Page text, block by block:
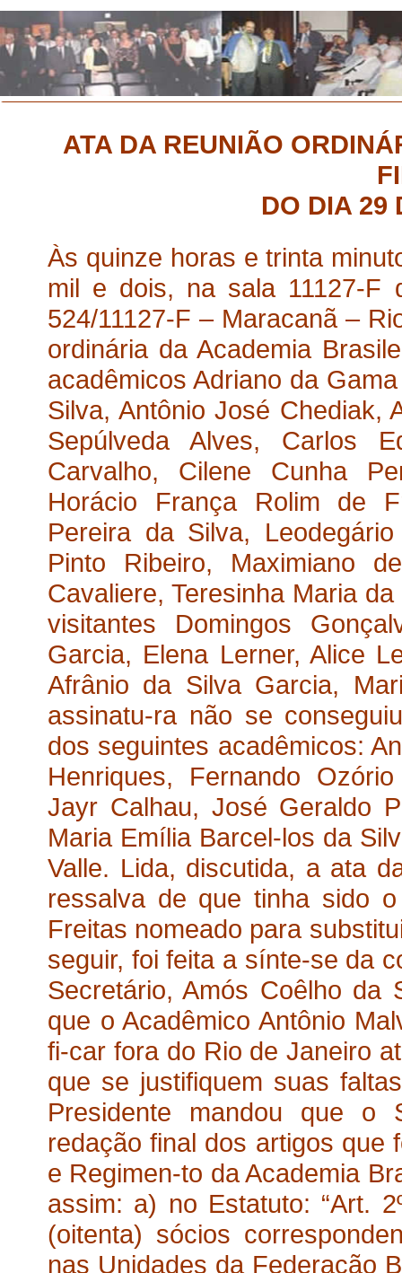
ATA DA REUNIÃO
DO DIA 29
Às quinze horas e trinta
mil e dois, na sala 11127-F
524/11127-F – Maracanã –
ordinária da Academia
acadêmicos Adriano da
Silva, Antônio José Chediak,
Sepúlveda Alves, Carlos
Carvalho, Cilene Cunha
Horácio França Rolim de
Pereira da Silva,
Pinto Ribeiro, Maximiano
Cavaliere, Teresinha Maria
visitantes Domingos
Garcia, Elena Lerner, Alice
Afrânio da Silva Garcia,
assinatu-ra não se
dos seguintes acadêmicos:
Henriques, Fernando
Jayr Calhau, José Geraldo
Maria Emília Barcel-los da
Valle. Lida, discutida, a ata
ressalva de que tinha sido
Freitas nomeado para
seguir, foi feita a sínte-se da
Secretário, Amós Coêlho da
que o Acadêmico Antônio
fi-car fora do Rio de Janeiro
que se justifiquem suas
Presidente mandou que o
redação final dos artigos que
e Regimen-to da Academia
assim: a) no Estatuto: “Art.
(oitenta) sócios
nas Unidades da Federação